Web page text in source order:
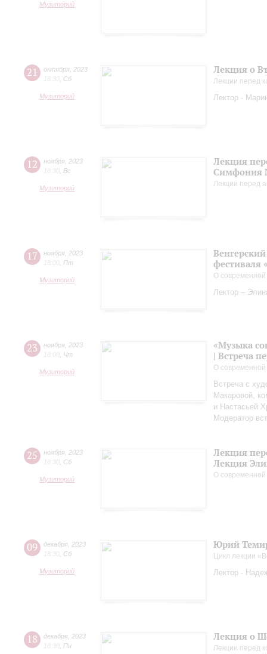
Музиторий
21 октября 2023
18:30 Сб
Музиторий
Лекция о
Лекции перед
Лектор -
12 ноября 2023
18:30 Вс
Музиторий
Лекция
Симфония
Лекции перед
17 ноября 2023
18:00 Пт
Музиторий
фестиваля
О
Лектор –
23 ноября 2023
18:00 Чт
Музиторий
«Музыка
| Встреча
О
Встреча с
Макаровой,
и Настасьей
Модератор
25 ноября 2023
18:30 Сб
Музиторий
Лекция
Лекция
О
09 декабря 2023
18:30 Сб
Музиторий
Юрий
Цикл лекции
Лектор -
18 декабря 2023
18:30 Пн
Лекция о
Лекции перед